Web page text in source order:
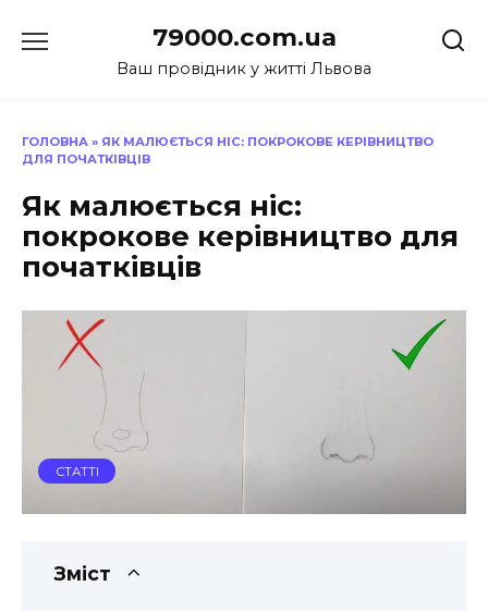
до
79000.com.ua
Ваш провідник у житті Львова
ГОЛОВНА » ЯК МАЛЮЄТЬСЯ НІС: ПОКРОКОВЕ КЕРІВНИЦТВО
ДЛЯ ПОЧАТКІВЦІВ
Як малюється ніс:
покрокове керівництво для
початківців
СТАТТІ
Зміст